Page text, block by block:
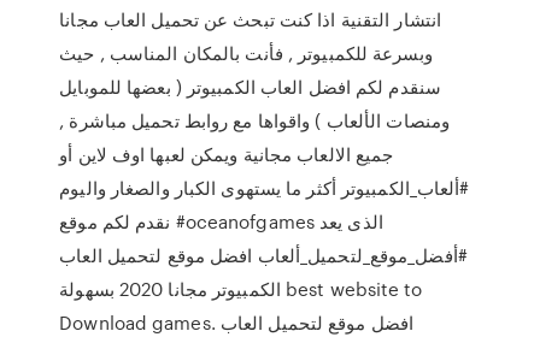
انتشار التقنية اذا كنت تبحث عن تحميل العاب مجانا
وبسرعة للكمبيوتر , فأنت بالمكان المناسب , حيث
سنقدم لكم افضل العاب الكمبيوتر ( بعضها للموبايل
ومنصات الألعاب ) واقواها مع روابط تحميل مباشرة ,
جميع الالعاب مجانية ويمكن لعبها اوف لاين أو
#ألعاب_الكمبيوتر أكثر ما يستهوى الكبار والصغار واليوم
نقدم لكم موقع #oceanofgames الذى يعد
#أفضل_موقع_لتحميل_ألعاب افضل موقع لتحميل العاب
الكمبيوتر مجانا 2020 بسهولة best website to
Download games. افضل موقع لتحميل العاب